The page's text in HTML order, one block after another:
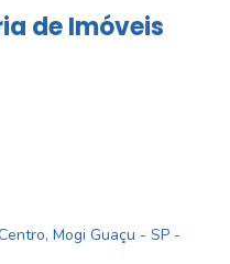
de Imóveis
Mogi Guaçu - SP -